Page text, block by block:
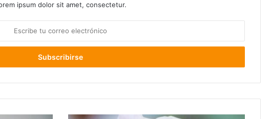
ipsum dolor sit amet, consectetur.